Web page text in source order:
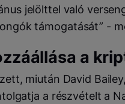
jelölttel való
támogatását” -
a
miután David
a részvételt a